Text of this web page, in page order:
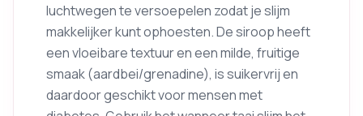
luchtwegen te versoepelen zodat je slijm
makkelijker kunt ophoesten. De siroop heeft
een vloeibare textuur en een milde, fruitige
smaak (aardbei/grenadine), is suikervrij en
daardoor geschikt voor mensen met